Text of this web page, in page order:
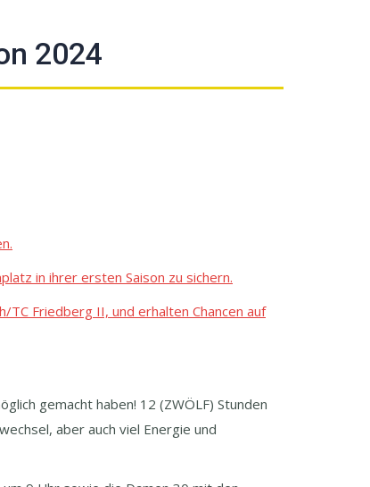
2024
in ihrer ersten Saison zu sichern.
TC Friedberg II, und erhalten Chancen auf
gemacht haben! 12 (ZWÖLF) Stunden
aber auch viel Energie und